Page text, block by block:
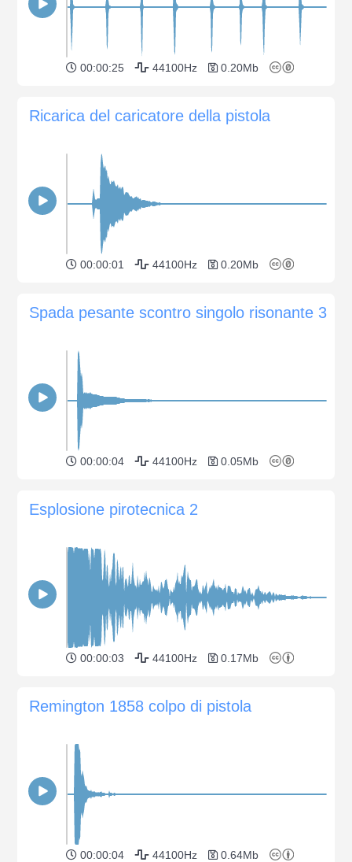
00:00:25 44100Hz 0.20Mb
Ricarica del caricatore della pistola
00:00:01 44100Hz 0.20Mb
Spada pesante scontro singolo risonante 3
00:00:04 44100Hz 0.05Mb
Esplosione pirotecnica 2
00:00:03 44100Hz 0.17Mb
Remington 1858 colpo di pistola
00:00:04 44100Hz 0.64Mb